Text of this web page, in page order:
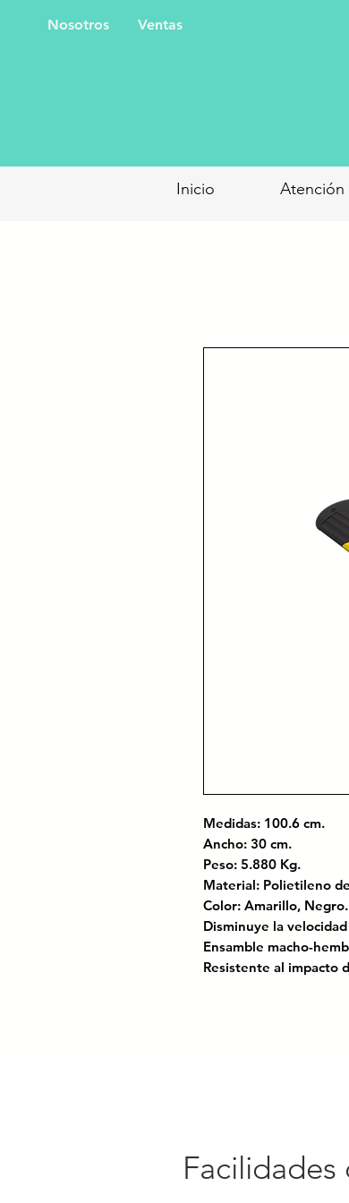
Nosotros Ventas
Inicio Atención
Medidas: 100.6 cm.
Ancho: 30 cm.
Peso: 5.880 Kg.
Material: Polietileno
Color: Amarillo,
Disminuye la
Ensamble macho-
Resistente al impacto
colores sólidos que
vehículos pesados sin
Facilidades